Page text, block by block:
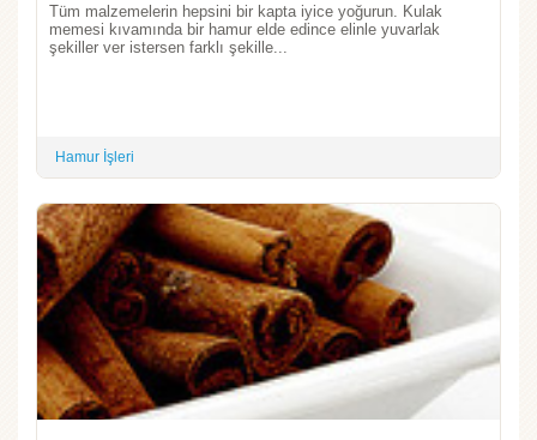
Tüm malzemelerin hepsini bir kapta iyice yoğurun. Kulak
memesi kıvamında bir hamur elde edince elinle yuvarlak
şekiller ver istersen farklı şekille...
Hamur İşleri